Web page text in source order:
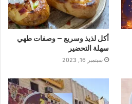
أكل لذيذ وسريع – وصفات طهي
سهلة التحضير
سبتمبر 16, 2023